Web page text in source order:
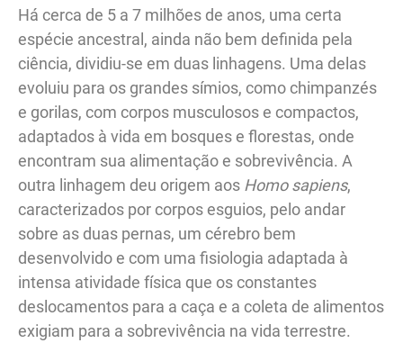
Há cerca de 5 a 7 milhões de anos, uma certa
espécie ancestral, ainda não bem definida pela
ciência, dividiu-se em duas linhagens. Uma delas
evoluiu para os grandes símios, como chimpanzés
e gorilas, com corpos musculosos e compactos,
adaptados à vida em bosques e florestas, onde
encontram sua alimentação e sobrevivência. A
outra linhagem deu origem aos Homo sapiens,
caracterizados por corpos esguios, pelo andar
sobre as duas pernas, um cérebro bem
desenvolvido e com uma fisiologia adaptada à
intensa atividade física que os constantes
deslocamentos para a caça e a coleta de alimentos
exigiam para a sobrevivência na vida terrestre.